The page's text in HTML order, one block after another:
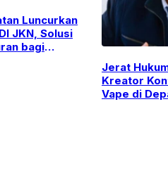
Luncurkan
JKN, Solusi
bagi
Jerat
Kreator
Vape di